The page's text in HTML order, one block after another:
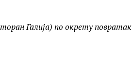
Галија) по окрету повратак